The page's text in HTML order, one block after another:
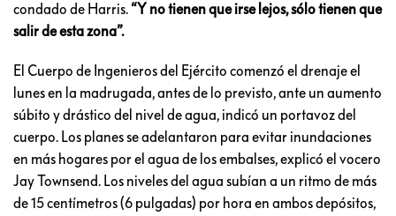
condado de Harris.“Y no tienen que irse lejos, sólo tienen que
salir de esta zona”.
El Cuerpo de Ingenieros del Ejército comenzó el drenaje el
lunes en la madrugada, antes de lo previsto, ante un aumento
súbito y drástico del nivel de agua, indicó un portavoz del
cuerpo. Los planes se adelantaron para evitar inundaciones
en más hogares por el agua de los embalses, explicó el vocero
Jay Townsend. Los niveles del agua subían a un ritmo de más
de 15 centímetros (6 pulgadas) por hora en ambos depósitos,